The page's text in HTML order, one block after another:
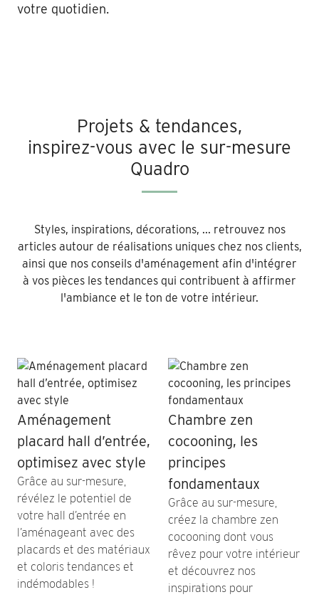
votre quotidien.
Projets & tendances,
inspirez-vous avec le sur-mesure
Quadro
Styles, inspirations, décorations, ... retrouvez nos
articles autour de réalisations uniques chez nos clients,
ainsi que nos conseils d'aménagement afin d'intégrer
à vos pièces les tendances qui contribuent à affirmer
l'ambiance et le ton de votre intérieur.
Aménagement
placard hall d’entrée,
optimisez avec style
Grâce au sur-mesure,
révélez le potentiel de
votre hall d’entrée en
l’aménageant avec des
placards et des matériaux
et coloris tendances et
indémodables !
Chambre zen
cocooning, les
principes
fondamentaux
Grâce au sur-mesure,
créez la chambre zen
cocooning dont vous
rêvez pour votre intérieur
et découvrez nos
inspirations pour